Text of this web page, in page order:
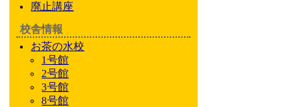
廃止講座
校舎情報
お茶の水校
1号館
2号館
3号館
8号館